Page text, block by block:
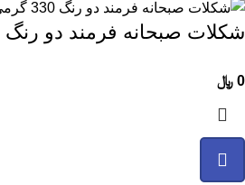
شکلات صبحانه فرمند دو رنگ ۳۳۰ گرمی
0 ﷼